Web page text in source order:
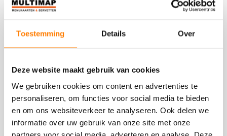
Toestemming Details Over
Deze website maakt gebruik van cookies
We gebruiken cookies om content en advertenties te
personaliseren, om functies voor social media te bieden
en om ons websiteverkeer te analyseren. Ook delen we
informatie over uw gebruik van onze site met onze
partners voor social media, adverteren en analyse. Deze
Deze producten heb je eerder bekeken